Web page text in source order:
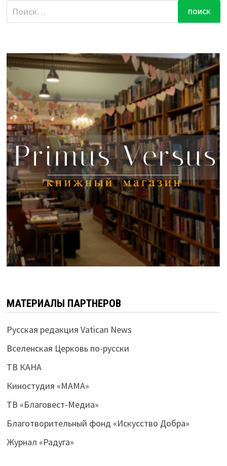
Найти:
МАТЕРИАЛЫ ПАРТНЕРОВ
Русская редакция Vatican News
Вселенская Церковь по-русски
ТВ КАНА
Киностудия «МАМА»
ТВ «Благовест-Медиа»
Благотворительный фонд «Искусство Добра»
Журнал «Радуга»